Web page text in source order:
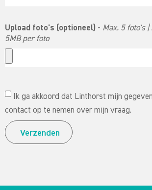
Upload foto's (optioneel) - Max. 5 foto's
5MB per foto
Ik ga akkoord dat Linthorst mijn
contact op te nemen over mijn vraag.
Verzenden